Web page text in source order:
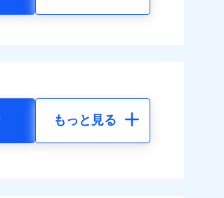
もっと見る